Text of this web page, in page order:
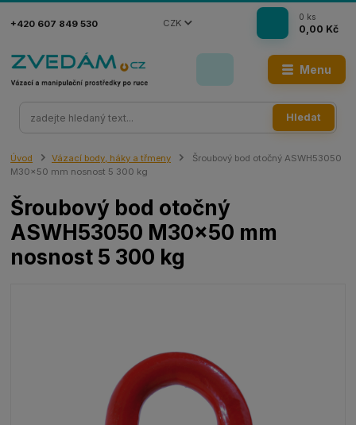
Menu
CZK
Hledat
+420 607 849 530
0 ks
0,00 Kč
Úvod Vázací body, háky a třmeny
Šroubový bod otočný ASWH53050
M30x50 mm nosnost 5 300 kg
Šroubový bod otočný
ASWH53050 M30x50 mm
nosnost 5 300 kg